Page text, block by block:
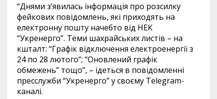
“Днями з’явилась інформація про розсилку
фейкових повідомлень, які приходять на
електронну пошту начебто від НЕК
“Укренерго”. Теми шахрайських листів – на
кшталт: “Графік відключення електроенергії з
24 по 28 лютого”; “Оновлений графік
обмежень” тощо”, – ідеться в повідомленні
пресслужби “Укренерго” у своєму Telegram-
каналі.